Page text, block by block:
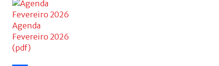
Share
Agenda
Fevereiro 2026
(pdf)